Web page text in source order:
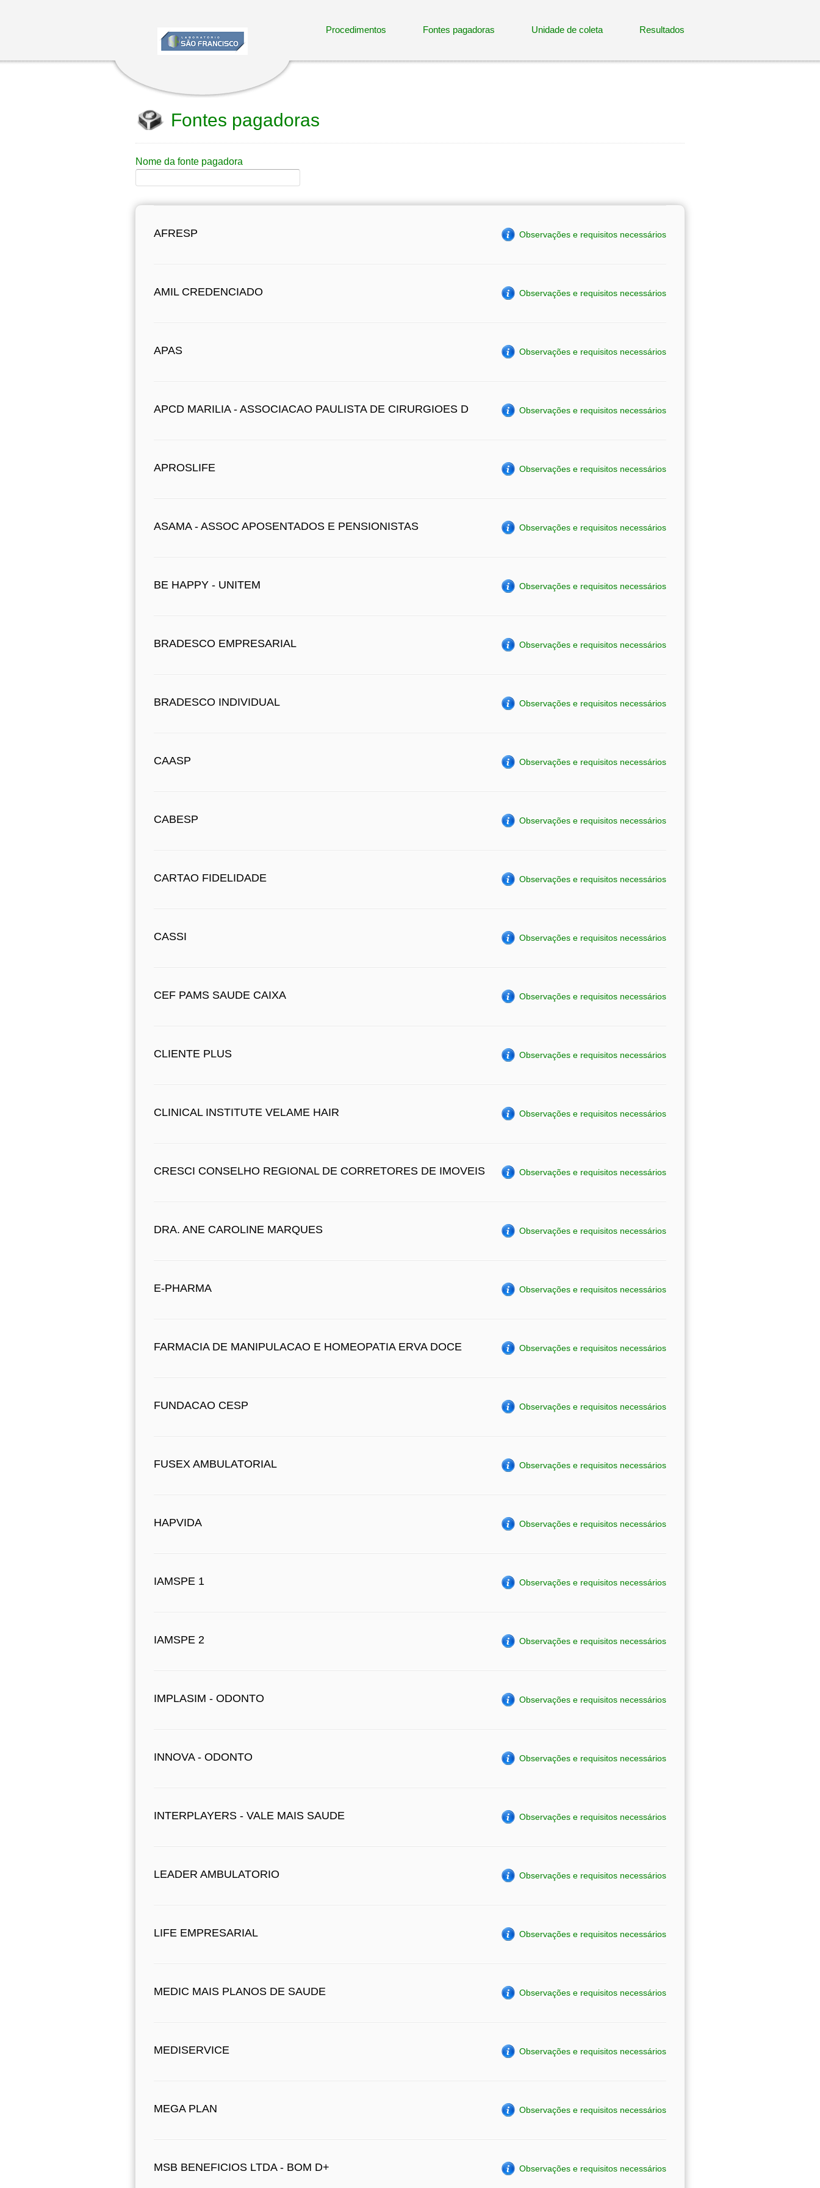
Procedimentos Fontes pagadoras Unidade de coleta Resultados
Fontes pagadoras
Nome da fonte pagadora
AFRESP Observações e requisitos necessários
AMIL CREDENCIADO Observações e requisitos necessários
APAS Observações e requisitos necessários
APCD MARILIA - ASSOCIACAO PAULISTA DE CIRURGIOES D Observações e requisitos necessários
APROSLIFE Observações e requisitos necessários
ASAMA - ASSOC APOSENTADOS E PENSIONISTAS Observações e requisitos necessários
BE HAPPY - UNITEM Observações e requisitos necessários
BRADESCO EMPRESARIAL Observações e requisitos necessários
BRADESCO INDIVIDUAL Observações e requisitos necessários
CAASP Observações e requisitos necessários
CABESP Observações e requisitos necessários
CARTAO FIDELIDADE Observações e requisitos necessários
CASSI Observações e requisitos necessários
CEF PAMS SAUDE CAIXA Observações e requisitos necessários
CLIENTE PLUS Observações e requisitos necessários
CLINICAL INSTITUTE VELAME HAIR Observações e requisitos necessários
CRESCI CONSELHO REGIONAL DE CORRETORES DE IMOVEIS Observações e requisitos necessários
DRA. ANE CAROLINE MARQUES Observações e requisitos necessários
E-PHARMA Observações e requisitos necessários
FARMACIA DE MANIPULACAO E HOMEOPATIA ERVA DOCE Observações e requisitos necessários
FUNDACAO CESP Observações e requisitos necessários
FUSEX AMBULATORIAL Observações e requisitos necessários
HAPVIDA Observações e requisitos necessários
IAMSPE 1 Observações e requisitos necessários
IAMSPE 2 Observações e requisitos necessários
IMPLASIM - ODONTO Observações e requisitos necessários
INNOVA - ODONTO Observações e requisitos necessários
INTERPLAYERS - VALE MAIS SAUDE Observações e requisitos necessários
LEADER AMBULATORIO Observações e requisitos necessários
LIFE EMPRESARIAL Observações e requisitos necessários
MEDIC MAIS PLANOS DE SAUDE Observações e requisitos necessários
MEDISERVICE Observações e requisitos necessários
MEGA PLAN Observações e requisitos necessários
MSB BENEFICIOS LTDA - BOM D+ Observações e requisitos necessários